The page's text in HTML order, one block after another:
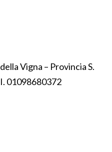
Vigna – Provincia S.
01098680372